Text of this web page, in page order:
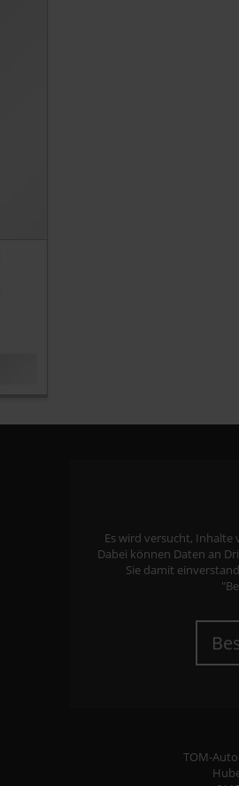
Es wird versucht, Inhalte
Dabei können Daten an
Sie damit
TOM-